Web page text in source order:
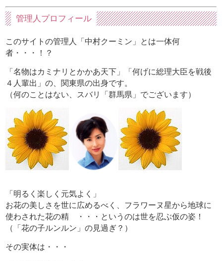
管理人プロフィール
このサイトの管理人「中村クーミン」とは一体何
者・・・！？
「名物はカミナリとかかあ天下」「何げに総理大臣を戦後
４人輩出」の、関東県の出身です。
（何のことはない、スバリ「群馬県」でございます）
「明るく楽しく元気よく」
お花の美しさを世に広めるべく、フラワーヌ星から地球に
使わされた花の精 ・・・というのは世を忍ぶ仮の姿！
（「花の子ルンルン」の見過ぎ？）
その実体は・・・